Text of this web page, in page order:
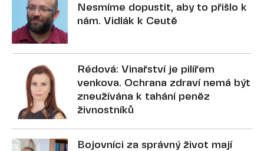
Nesmíme dopustit, aby to přišlo k
nám. Vidlák k Ceutě
Rédová: Vinařství je pilířem
venkova. Ochrana zdraví nemá být
zneužívána k tahání peněz
živnostníků
Bojovníci za správný život mají